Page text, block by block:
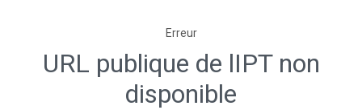
Erreur
URL publique de lIPT non
disponible